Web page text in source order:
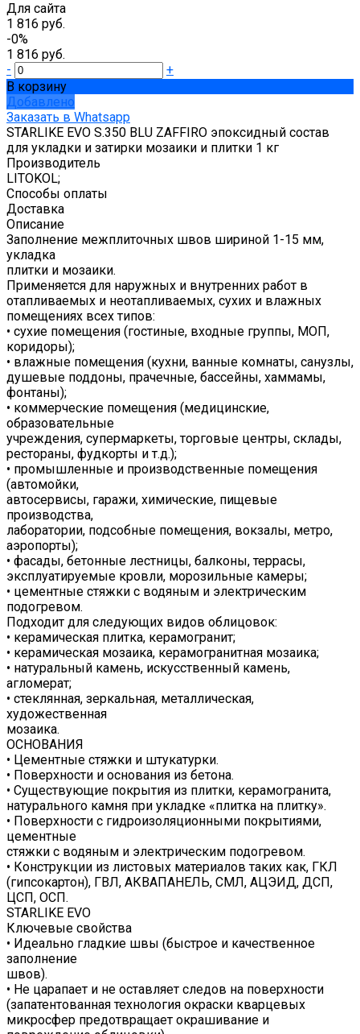
Для сайта
1 816 руб.
-0%
1 816 руб.
-
+
В корзину
Добавлено
Заказать в Whatsapp
STARLIKE EVO S.350 BLU ZAFFIRO эпоксидный состав
для укладки и затирки мозаики и плитки 1 кг
Производитель
LITOKOL;
Способы оплаты
Доставка
Описание
Заполнение межплиточных швов шириной 1-15 мм,
укладка
плитки и мозаики.
Применяется для наружных и внутренних работ в
отапливаемых и неотапливаемых, сухих и влажных
помещениях всех типов:
• сухие помещения (гостиные, входные группы, МОП,
коридоры);
• влажные помещения (кухни, ванные комнаты, санузлы,
душевые поддоны, прачечные, бассейны, хаммамы,
фонтаны);
• коммерческие помещения (медицинские,
образовательные
учреждения, супермаркеты, торговые центры, склады,
рестораны, фудкорты и т.д.);
• промышленные и производственные помещения
(автомойки,
автосервисы, гаражи, химические, пищевые
производства,
лаборатории, подсобные помещения, вокзалы, метро,
аэропорты);
• фасады, бетонные лестницы, балконы, террасы,
эксплуатируемые кровли, морозильные камеры;
• цементные стяжки с водяным и электрическим
подогревом.
Подходит для следующих видов облицовок:
• керамическая плитка, керамогранит;
• керамическая мозаика, керамогранитная мозаика;
• натуральный камень, искусственный камень,
агломерат;
• стеклянная, зеркальная, металлическая,
художественная
мозаика.
ОСНОВАНИЯ
• Цементные стяжки и штукатурки.
• Поверхности и основания из бетона.
• Существующие покрытия из плитки, керамогранита,
натурального камня при укладке «плитка на плитку».
• Поверхности с гидроизоляционными покрытиями,
цементные
стяжки с водяным и электрическим подогревом.
• Конструкции из листовых материалов таких как, ГКЛ
(гипсокартон), ГВЛ, АКВАПАНЕЛЬ, СМЛ, АЦЭИД, ДСП,
ЦСП, ОСП.
STARLIKE EVO
Ключевые свойства
• Идеально гладкие швы (быстрое и качественное
заполнение
швов).
• Не царапает и не оставляет следов на поверхности
(запатентованная технология окраски кварцевых
микросфер предотвращает окрашивание и